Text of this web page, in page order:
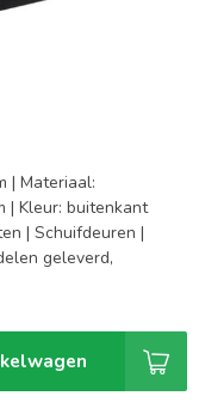
| Materiaal:
| Kleur: buitenkant
| Schuifdeuren |
geleverd,